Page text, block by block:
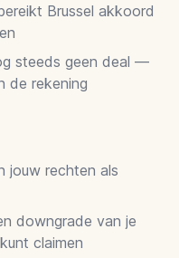
Brussel akkoord
steeds geen deal —
de rekening
jouw rechten als
downgrade van je
claimen